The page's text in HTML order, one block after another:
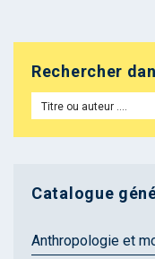
Rechercher
Catalogue
Anthropologie et